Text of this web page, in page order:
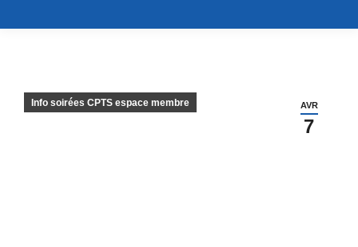
AVR
7
Info soirées CPTS espace membre